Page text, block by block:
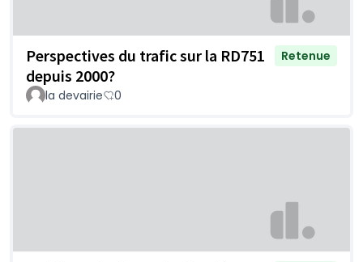
Perspectives du trafic sur la RD751
depuis 2000?
Retenue
la devairie 0